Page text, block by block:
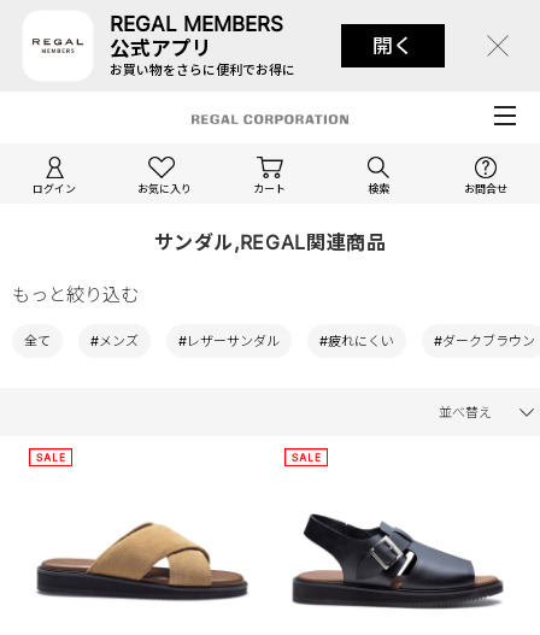
REGAL MEMBERS
公式アプリ
お買い物をさらに便利でお得に
開く
ログイン お気に入り カート 検索 お問合せ
サンダル,REGAL関連商品
もっと絞り込む
全て #メンズ #レザーサンダル #疲れにくい #ダークブラウン
並べ替え